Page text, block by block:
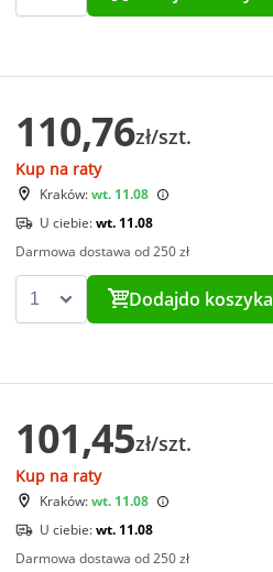
110,76zł/szt.
Kup na raty
Kraków:wt. 11.08
U ciebie:wt. 11.08
Darmowa dostawa od 250 zł
Dodajdo koszyka
101,45zł/szt.
Kup na raty
Kraków:wt. 11.08
U ciebie:wt. 11.08
Darmowa dostawa od 250 zł